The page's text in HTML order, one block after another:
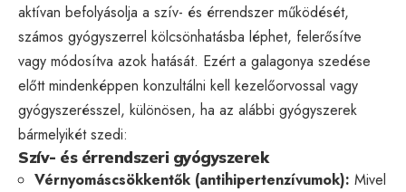
aktívan befolyásolja a szív- és érrendszer működését,
számos gyógyszerrel kölcsönhatásba léphet, felerősítve
vagy módosítva azok hatását. Ezért a galagonya szedése
előtt mindenképpen konzultálni kell kezelőorvossal vagy
gyógyszerésszel, különösen, ha az alábbi gyógyszerek
bármelyikét szedi:
Szív- és érrendszeri gyógyszerek
Vérnyomáscsökkentők (antihipertenzívumok): Mivel